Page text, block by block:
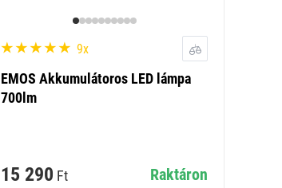
9x
EMOS Akkumulátoros LED lámpa
700lm
15 290 Ft Raktáron